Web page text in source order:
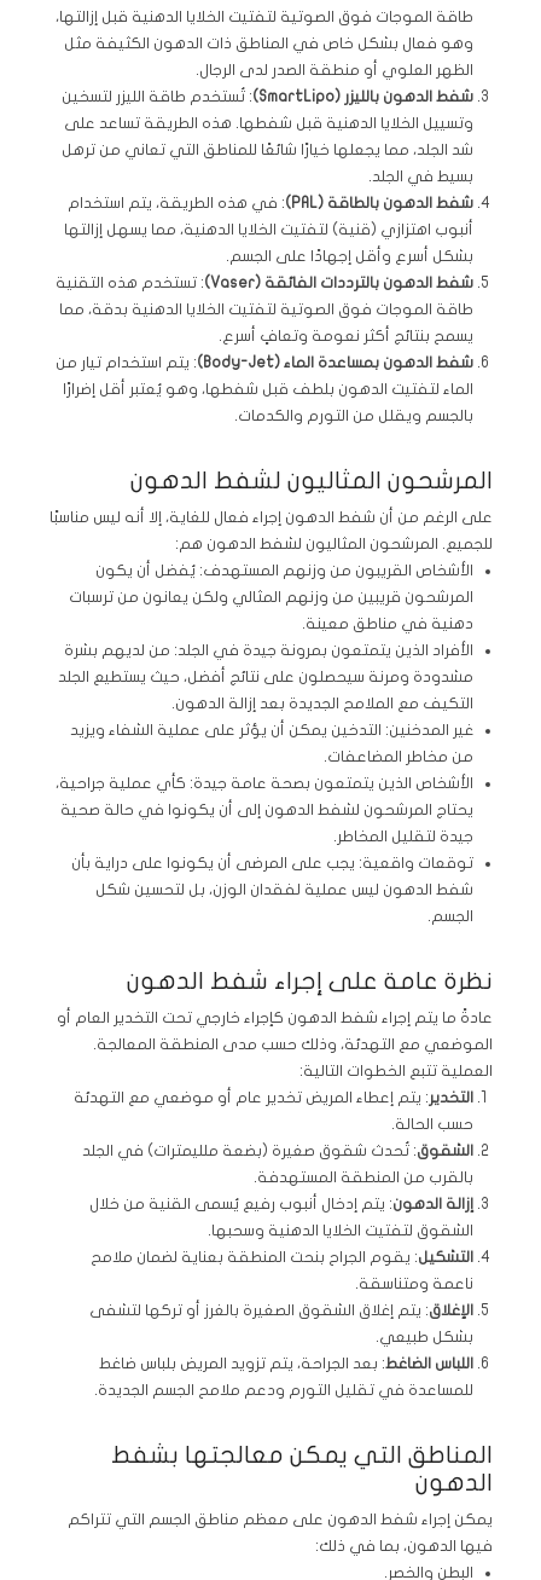
طاقة الموجات فوق الصوتية لتفتيت الخلايا الدهنية قبل إزالتها،
وهو فعال بشكل خاص في المناطق ذات الدهون الكثيفة مثل
الظهر العلوي أو منطقة الصدر لدى الرجال.
شفط الدهون بالليزر (SmartLipo)
: تُستخدم طاقة الليزر لتسخين
وتسييل الخلايا الدهنية قبل شفطها. هذه الطريقة تساعد على
شد الجلد، مما يجعلها خيارًا شائعًا للمناطق التي تعاني من ترهل
بسيط في الجلد.
شفط الدهون بالطاقة (PAL)
: في هذه الطريقة، يتم استخدام
أنبوب اهتزازي (قنية) لتفتيت الخلايا الدهنية، مما يسهل إزالتها
بشكل أسرع وأقل إجهادًا على الجسم.
شفط الدهون بالترددات الفائقة (Vaser)
: تستخدم هذه التقنية
طاقة الموجات فوق الصوتية لتفتيت الخلايا الدهنية بدقة، مما
يسمح بنتائج أكثر نعومة وتعافٍ أسرع.
شفط الدهون بمساعدة الماء (Body-Jet)
: يتم استخدام تيار من
الماء لتفتيت الدهون بلطف قبل شفطها، وهو يُعتبر أقل إضرارًا
بالجسم ويقلل من التورم والكدمات.
المرشحون المثاليون لشفط الدهون
على الرغم من أن شفط الدهون إجراء فعال للغاية، إلا أنه ليس مناسبًا
للجميع. المرشحون المثاليون لشفط الدهون هم:
الأشخاص القريبون من وزنهم المستهدف: يُفضل أن يكون
المرشحون قريبين من وزنهم المثالي ولكن يعانون من ترسبات
دهنية في مناطق معينة.
الأفراد الذين يتمتعون بمرونة جيدة في الجلد: من لديهم بشرة
مشدودة ومرنة سيحصلون على نتائج أفضل، حيث يستطيع الجلد
التكيف مع الملامح الجديدة بعد إزالة الدهون.
غير المدخنين: التدخين يمكن أن يؤثر على عملية الشفاء ويزيد
من مخاطر المضاعفات.
الأشخاص الذين يتمتعون بصحة عامة جيدة: كأي عملية جراحية،
يحتاج المرشحون لشفط الدهون إلى أن يكونوا في حالة صحية
جيدة لتقليل المخاطر.
توقعات واقعية: يجب على المرضى أن يكونوا على دراية بأن
شفط الدهون ليس عملية لفقدان الوزن، بل لتحسين شكل
الجسم.
نظرة عامة على إجراء شفط الدهون
عادةً ما يتم إجراء شفط الدهون كإجراء خارجي تحت التخدير العام أو
الموضعي مع التهدئة، وذلك حسب مدى المنطقة المعالجة.
العملية تتبع الخطوات التالية:
التخدير : يتم إعطاء المريض تخدير عام أو موضعي مع التهدئة
حسب الحالة.
الشقوق: تُحدث شقوق صغيرة (بضعة ملليمترات) في الجلد
بالقرب من المنطقة المستهدفة.
إزالة الدهون: يتم إدخال أنبوب رفيع يُسمى القنية من خلال
الشقوق لتفتيت الخلايا الدهنية وسحبها.
التشكيل: يقوم الجراح بنحت المنطقة بعناية لضمان ملامح
ناعمة ومتناسقة.
الإغلاق: يتم إغلاق الشقوق الصغيرة بالغرز أو تركها لتشفى
بشكل طبيعي.
اللباس الضاغط: بعد الجراحة، يتم تزويد المريض بلباس ضاغط
للمساعدة في تقليل التورم ودعم ملامح الجسم الجديدة.
المناطق التي يمكن معالجتها بشفط
الدهون
يمكن إجراء شفط الدهون على معظم مناطق الجسم التي تتراكم
فيها الدهون، بما في ذلك:
البطن والخصر.